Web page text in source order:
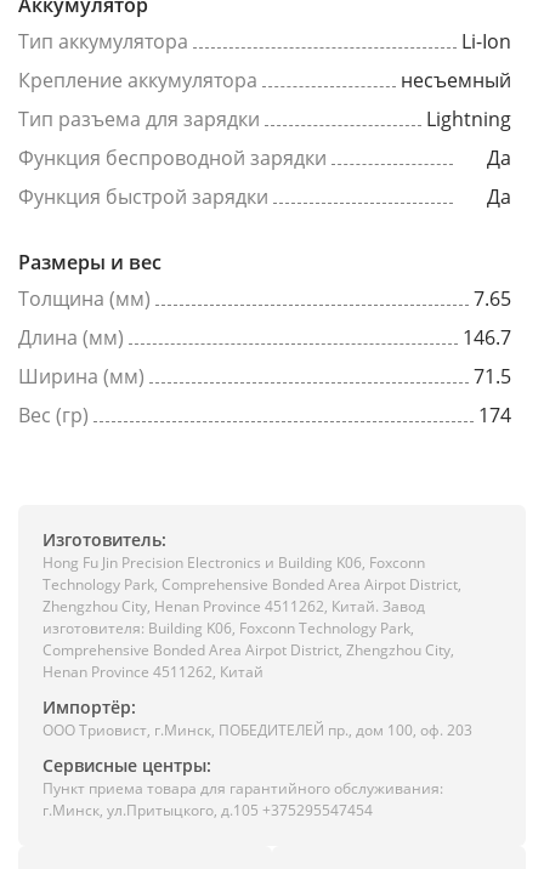
Тип аккумулятора
Li-Ion
Крепление аккумулятора
несъемный
Тип разъема для зарядки
Lightning
Функция беспроводной зарядки
Да
Функция быстрой зарядки
Да
Размеры и вес
Толщина (мм)
7.65
Длина (мм)
146.7
Ширина (мм)
71.5
Вес (гр)
174
Изготовитель:
Hong Fu Jin Precision Electronics и Building K06, Foxconn
Technology Park, Comprehensive Bonded Area Airpot District,
Zhengzhou City, Henan Province 4511262, Китай. Завод
изготовителя: Building K06, Foxconn Technology Park,
Comprehensive Bonded Area Airpot District, Zhengzhou City,
Henan Province 4511262, Китай
Импортёр:
ООО Триовист, г.Минск, ПОБЕДИТЕЛЕЙ пр., дом 100, оф. 203
Сервисные центры:
Пункт приема товара для гарантийного обслуживания:
г.Минск, ул.Притыцкого, д.105 +375295547454